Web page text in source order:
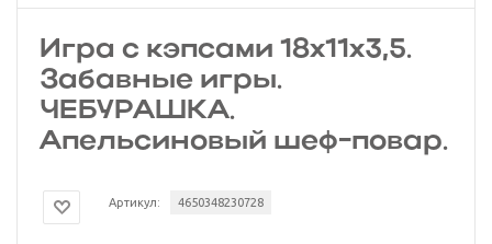
Игра с кэпсами 18х11х3,5.
Забавные игры.
ЧЕБУРАШКА.
Апельсиновый шеф-повар.
Артикул: 4650348230728